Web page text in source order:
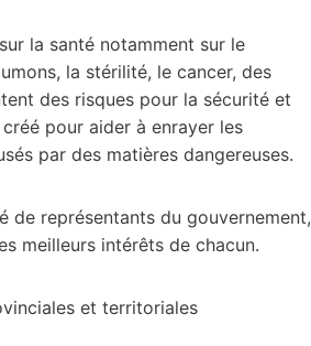
la santé notamment sur le
la stérilité, le cancer, des
des risques pour la sécurité et
pour aider à enrayer les
par des matières dangereuses.
représentants du gouvernement,
meilleurs intérêts de chacun.
et territoriales